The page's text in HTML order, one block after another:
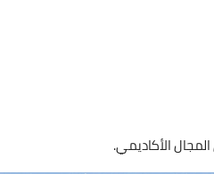
الأكاديمي.